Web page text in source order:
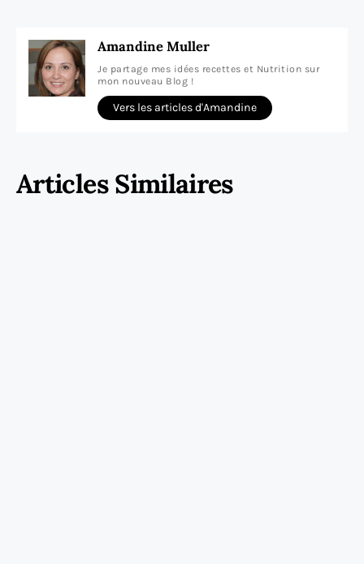
Amandine Muller
Je partage mes idées recettes et Nutrition sur
mon nouveau Blog !
Vers les articles d'Amandine
Articles Similaires